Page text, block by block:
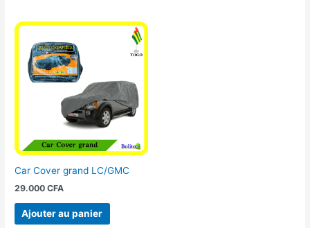
Car Cover grand LC/GMC
29.000CFA
Ajouter au panier